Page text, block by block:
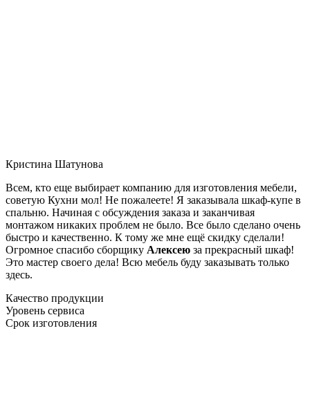
Кристина Шатунова
Всем, кто еще выбирает компанию для изготовления мебели,
советую Кухни мол! Не пожалеете! Я заказывала шкаф-купе в
спальню. Начиная с обсуждения заказа и заканчивая
монтажом никаких проблем не было. Все было сделано очень
быстро и качественно. К тому же мне ещё скидку сделали!
Огромное спасибо сборщику Алексею за прекрасный шкаф!
Это мастер своего дела! Всю мебель буду заказывать только
здесь.
Качество продукции
Уровень сервиса
Срок изготовления